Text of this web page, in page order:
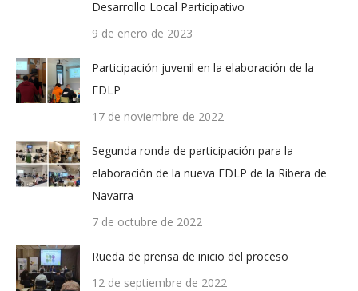
Desarrollo Local Participativo
9 de enero de 2023
Participación juvenil en la elaboración de la
EDLP
17 de noviembre de 2022
Segunda ronda de participación para la
elaboración de la nueva EDLP de la Ribera de
Navarra
7 de octubre de 2022
Rueda de prensa de inicio del proceso
12 de septiembre de 2022